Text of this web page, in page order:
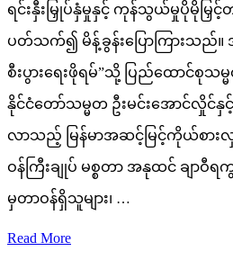
ရင်းနှီးမြှုပ်နှံမှုနှင့် ကုန်သွယ်မှုပိုမိုမြှင့်တ
ပတ်သက်၍ မိန့်ခွန်းပြောကြားသည်။
စီးပွားရေးဖိုရမ်”သို့ ပြည်ထောင်စုသမ္
နိုင်ငံတော်သမ္မတ ဦးမင်းအောင်လှိုင်
လာသည့် မြန်မာအဆင့်မြင့်ကိုယ်စားလှ
ဝန်ကြီးချုပ် မစ္စတာ အနုထင် ချာဝီ
မှတာဝန်ရှိသူများ၊ …
Read More